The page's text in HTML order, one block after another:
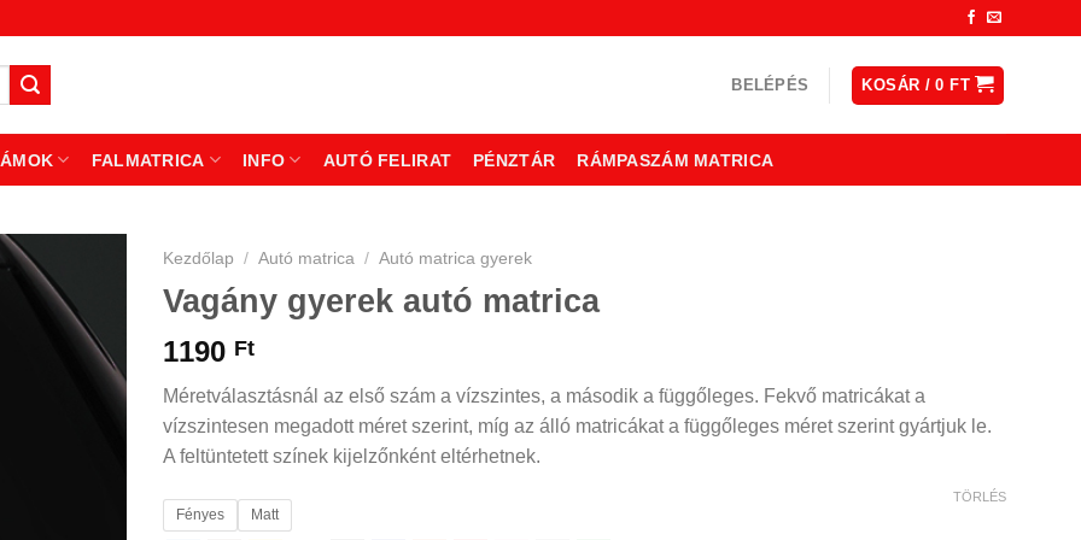
BELÉPÉS KOSÁR /0FT
FALMATRICA INFO AUTÓ FELIRAT PÉNZTÁR RÁMPASZÁM MATRICA
Kezdőlap / Autó matrica / Autó matrica gyerek
Vagány gyerek autó matrica
1190 Ft
Méretválasztásnál az első szám a vízszintes, a második a függőleges. Fekvő matricákat a
vízszintesen megadott méret szerint, míg az álló matricákat a függőleges méret szerint gyártjuk le.
A feltüntetett színek kijelzőnként eltérhetnek.
Fényes Matt
TÖRLÉS